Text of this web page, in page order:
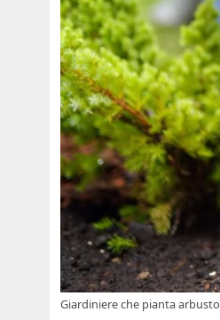
Giardiniere che pianta arbusto